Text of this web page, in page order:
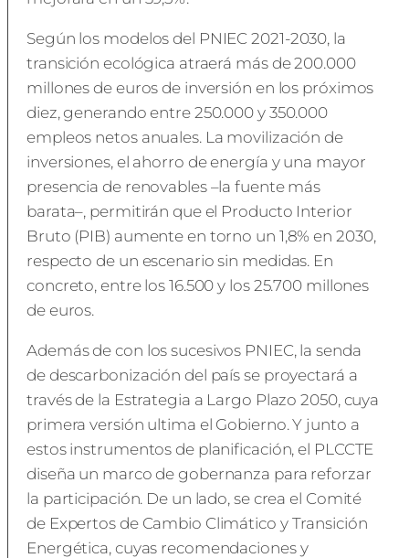
Según los modelos del PNIEC 2021-2030, la
transición ecológica atraerá más de 200.000
millones de euros de inversión en los próximos
diez, generando entre 250.000 y 350.000
empleos netos anuales. La movilización de
inversiones, el ahorro de energía y una mayor
presencia de renovables –la fuente más
barata–, permitirán que el Producto Interior
Bruto (PIB) aumente en torno un 1,8% en 2030,
respecto de un escenario sin medidas. En
concreto, entre los 16.500 y los 25.700 millones
de euros.
Además de con los sucesivos PNIEC, la senda
de descarbonización del país se proyectará a
través de la Estrategia a Largo Plazo 2050, cuya
primera versión ultima el Gobierno. Y junto a
estos instrumentos de planificación, el PLCCTE
diseña un marco de gobernanza para reforzar
la participación. De un lado, se crea el Comité
de Expertos de Cambio Climático y Transición
Energética, cuyas recomendaciones y